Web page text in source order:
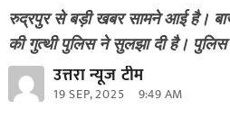
रुद्रपुर से बड़ी खबर सामने आई है।
की गुत्थी पुलिस ने सुलझा दी है।
उत्तरा न्यूज टीम
19 SEP, 2025 9:49 AM